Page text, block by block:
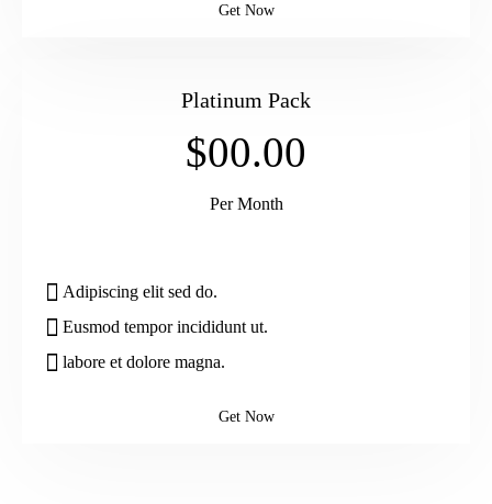
Get Now
Platinum Pack
$00.00
Per Month
Adipiscing elit sed do.
Eusmod tempor incididunt ut.
labore et dolore magna.
Get Now